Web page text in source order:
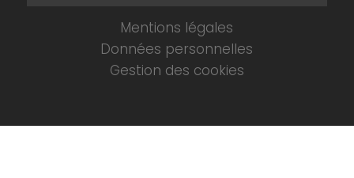
Mentions légales
Données personnelles
Gestion des cookies